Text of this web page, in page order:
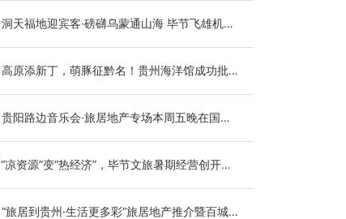
洞天福地迎宾客·磅礴乌蒙通山海 毕节飞雄机场
高原添新丁，萌豚征黔名！贵州海洋馆成功批量
贵阳路边音乐会·旅居地产专场本周五晚在国际
“凉资源”变“热经济”，毕节文旅暑期经营创开门
“旅居到贵州·生活更多彩”旅居地产推介暨百城千